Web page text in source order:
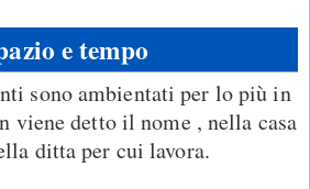
e tempo
sono ambientati per lo più in
viene detto il nome , nella casa
ditta per cui lavora.